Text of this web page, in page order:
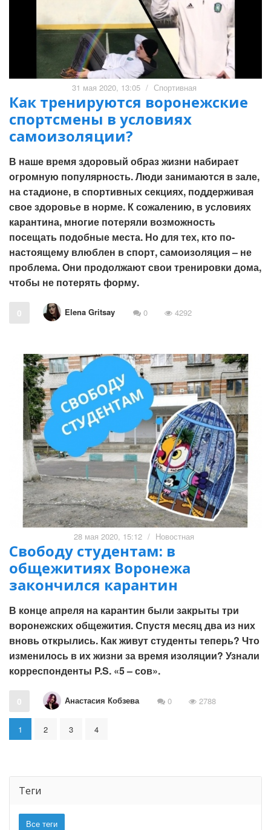
31 мая 2020, 13:05 / Спортивная
Как тренируются воронежские
спортсмены в условиях
самоизоляции?
В наше время здоровый образ жизни набирает
огромную популярность. Люди занимаются в зале,
на стадионе, в спортивных секциях, поддерживая
свое здоровье в норме. К сожалению, в условиях
карантина, многие потеряли возможность
посещать подобные места. Но для тех, кто по-
настоящему влюблен в спорт, самоизоляция – не
проблема. Они продолжают свои тренировки дома,
чтобы не потерять форму.
0 Elena Gritsay 0 4292
28 мая 2020, 15:12 / Новостная
Свободу студентам: в
общежитиях Воронежа
закончился карантин
В конце апреля на карантин были закрыты три
воронежских общежития. Спустя месяц два из них
вновь открылись. Как живут студенты теперь? Что
изменилось в их жизни за время изоляции? Узнали
корреспонденты P.S. «5 – сов».
0 Анастасия Кобзева 0 2788
1 2 3 4
Теги
Все теги